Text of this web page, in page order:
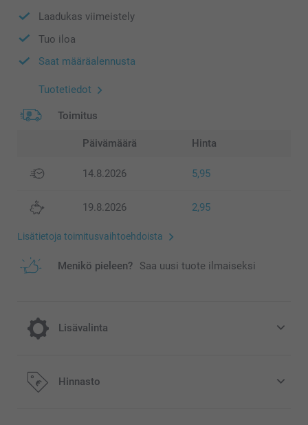
Laadukas viimeistely
Tuo iloa
Saat määräalennusta
Tuotetiedot
Toimitus
Päivämäärä Hinta
14.8.2026 5,95
19.8.2026 2,95
Lisätietoja toimitusvaihtoehdoista
Menikö pieleen? Saa uusi tuote ilmaiseksi
Lisävalinta
Tee Pienestä pakettikortistasi juhlava tai
modernin tyylikäs valitsemalla säteilevä tai
Hinnasto